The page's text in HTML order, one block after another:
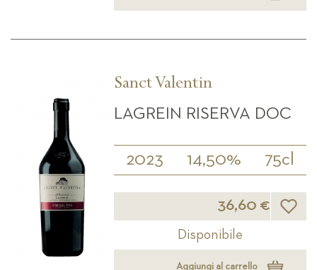
Sanct Valentin
LAGREIN RISERVA DOC
2023 14,50% 75cl
36,60 €
Disponibile
Aggiungi al carrello